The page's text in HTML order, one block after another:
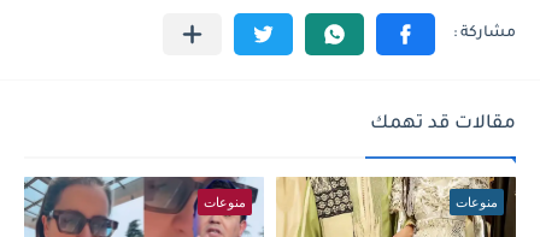
مقالات قد تهمك
منوعات منوعات